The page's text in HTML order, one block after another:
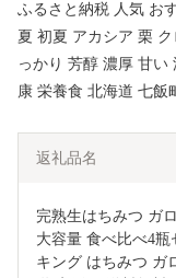
ふるさと納税 人気 お
夏 初夏 アカシア 栗
っかり 芳醇 濃厚 甘い
康 栄養食 北海道 七飯
返礼品名
完熟生はちみつ ガ
大容量 食べ比べ4
キング はちみつ ガ